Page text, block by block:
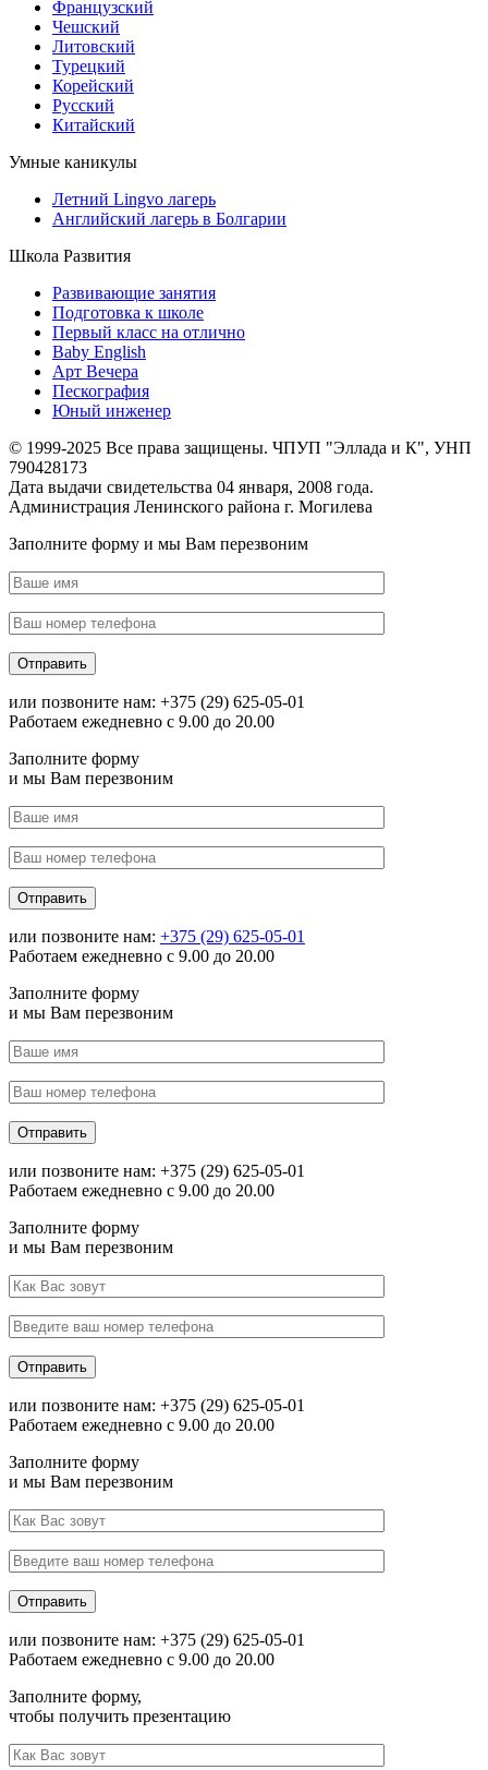
Французский
Чешский
Литовский
Турецкий
Корейский
Русский
Китайский
Умные каникулы
Летний Lingvo лагерь
Английский лагерь в Болгарии
Школа Развития
Развивающие занятия
Подготовка к школе
Первый класс на отлично
Baby English
Арт Вечера
Пескография
Юный инженер
© 1999-2025 Все права защищены. ЧПУП "Эллада и К", УНП
790428173
Дата выдачи свидетельства 04 января, 2008 года.
Администрация Ленинского района г. Могилева
Заполните форму и мы Вам перезвоним
или позвоните нам: +375 (29) 625-05-01
Работаем ежедневно с 9.00 до 20.00
Заполните форму
и мы Вам перезвоним
или позвоните нам: +375 (29) 625-05-01
Работаем ежедневно с 9.00 до 20.00
Заполните форму
и мы Вам перезвоним
или позвоните нам: +375 (29) 625-05-01
Работаем ежедневно с 9.00 до 20.00
Заполните форму
и мы Вам перезвоним
или позвоните нам: +375 (29) 625-05-01
Работаем ежедневно с 9.00 до 20.00
Заполните форму
и мы Вам перезвоним
или позвоните нам: +375 (29) 625-05-01
Работаем ежедневно с 9.00 до 20.00
Заполните форму,
чтобы получить презентацию